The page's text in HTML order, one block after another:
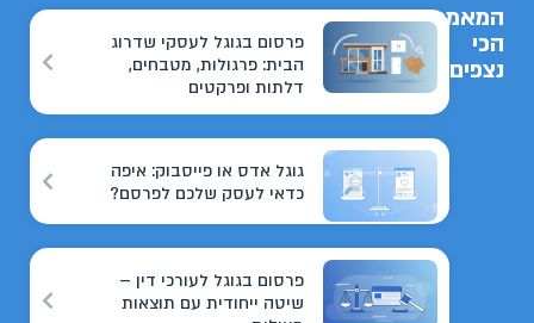
המאמרים
הכי
נצפים
פרסום בגוגל לעסקי שדרוג
הבית: פרגולות, מטבחים,
דלתות ופרקטים
גוגל אדס או פייסבוק: איפה
כדאי לעסק שלכם לפרסם?
פרסום בגוגל לעורכי דין –
שיטה ייחודית עם תוצאות